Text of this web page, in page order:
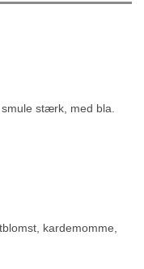
stærk, med bla.
kardemomme,